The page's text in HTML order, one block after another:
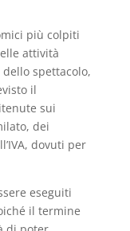
più colpiti
attività
spettacolo,
il
sui
dei
dovuti per
eseguiti
il termine